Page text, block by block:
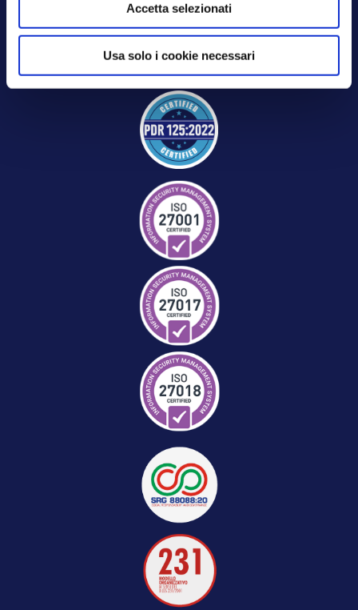
Accetta selezionati
Usa solo i cookie necessari